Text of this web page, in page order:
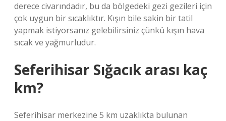
derece civarındadır, bu da bölgedeki gezi gezileri için
çok uygun bir sıcaklıktır. Kışın bile sakin bir tatil
yapmak istiyorsanız gelebilirsiniz çünkü kışın hava
sıcak ve yağmurludur.
Seferihisar Sığacık arası kaç
km?
Seferihisar merkezine 5 km uzaklıkta bulunan